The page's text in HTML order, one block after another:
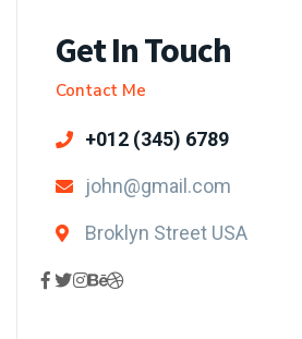
Get In Touch
Contact Me
+012 (345) 6789
john@gmail.com
Broklyn Street USA